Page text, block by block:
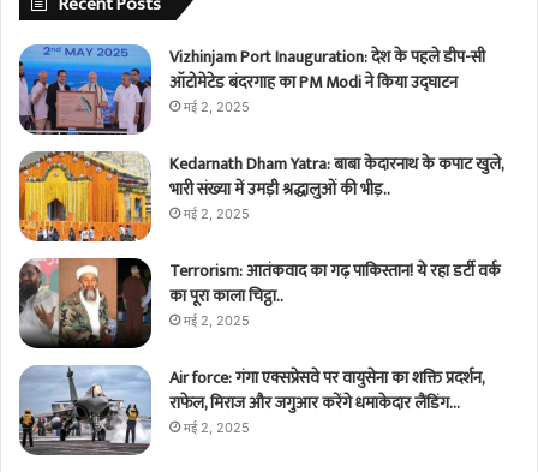
Vizhinjam Port Inauguration: देश के पहले डीप-सी
ऑटोमेटेड बंदरगाह का PM Modi ने किया उद्घाटन
मई 2, 2025
Kedarnath Dham Yatra: बाबा केदारनाथ के कपाट खुले,
भारी संख्या में उमड़ी श्रद्धालुओं की भीड़..
मई 2, 2025
Terrorism: आतंकवाद का गढ़ पाकिस्तान! ये रहा डर्टी वर्क
का पूरा काला चिट्ठा..
मई 2, 2025
Air force: गंगा एक्सप्रेसवे पर वायुसेना का शक्ति प्रदर्शन,
राफेल, मिराज और जगुआर करेंगे धमाकेदार लैंडिंग…
मई 2, 2025